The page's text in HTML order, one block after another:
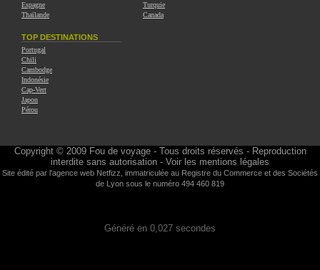
Espagne
Thaïlande
Turquie
Canada
TOP DESTINATIONS
Portugal
Chili
Cambodge
Indonésie
Cap-Vert
Japon
Pérou
Copyright © 2009 Fou de voyage- Tous droits réservés - Reproduction
interdite sans autorisation - Voir les mentions légales
Site édité par l'agence web Netfizz , immatriculée au Registre du Commerce et des Sociétés
de Lyon sous le numéro 494 460 819
Généré en 0,027 secondes